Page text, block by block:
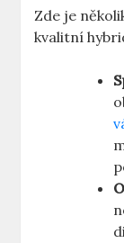
Zde ‍je
kvalitní